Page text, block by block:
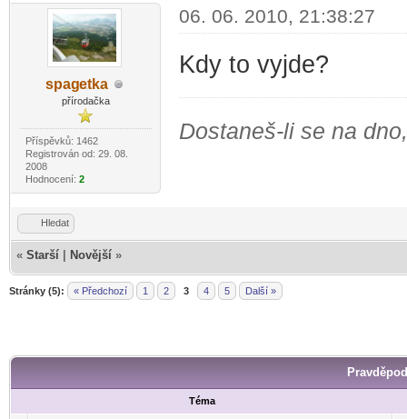
spagetka
přírodačka
Příspěvků: 1462
Registrován od: 29. 08.
2008
Hodnocení: 2
06. 06. 2010, 21:38:27
Kdy to vyjde?
Dostaneš-li se na
Hledat
« Starší Novější »
Stránky (5): « Předchozí 1 2 3 4 5 Další »
Téma